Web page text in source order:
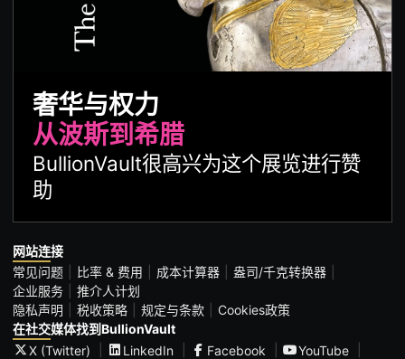
奢华与权力
从波斯到希腊
BullionVault很高兴为这个展览进行赞
助
网站连接
常见问题
比率 & 费用 成本计算器
盎司/千克转换器
企业服务
推介人计划
隐私声明
税收策略 规定与条款
Cookies政策
在社交媒体找到BullionVault
X (Twitter)
LinkedIn Facebook
YouTube